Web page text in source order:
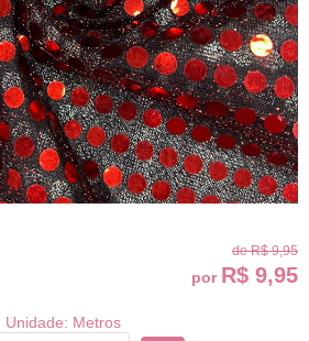
de R$ 9,95
por R$ 9,95
Unidade: Metros